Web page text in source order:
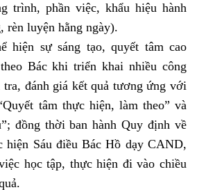
trình, phần việc, khẩu hiệu hành
rèn luyện hằng ngày).
hiện sự sáng tạo, quyết tâm cao
Bác khi triển khai nhiều công
đánh giá kết quả tương ứng với
tâm thực hiện, làm theo” và
đồng thời ban hành Quy định về
hiện Sáu điều Bác Hồ dạy CAND,
học tập, thực hiện đi vào chiều